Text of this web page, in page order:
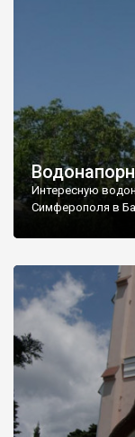
Интересную
Симферополя в